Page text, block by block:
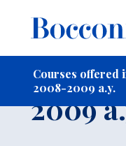
Courses offered
2008-2009 a.y.
-
2009